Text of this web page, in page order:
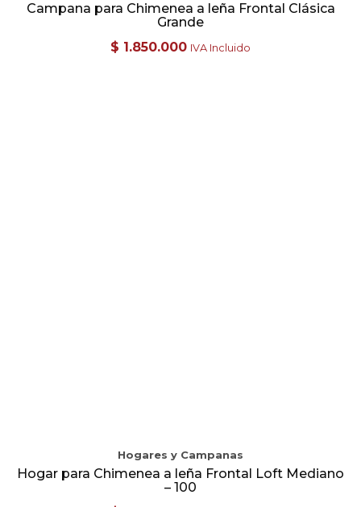
Campana para Chimenea a leña Frontal Clásica
Grande
$ 1.850.000 IVA Incluido
Hogares y Campanas
Hogar para Chimenea a leña Frontal Loft Mediano
– 100